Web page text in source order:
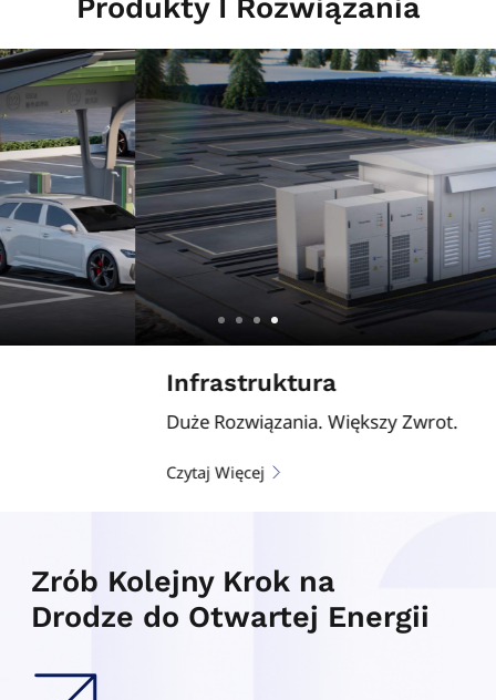
Produkty I Rozwiązania
Infrastruktura
Duże Rozwiązania. Większy Zwrot.
Zrób Kolejny Krok na
Drodze do Otwartej Energii